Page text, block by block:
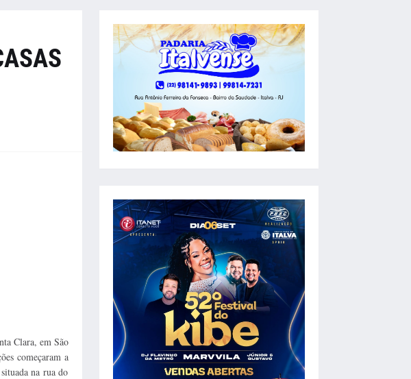
Clara, em São
começaram a
na rua do